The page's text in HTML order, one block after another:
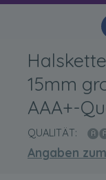
15mm
AAA+-
QUALITÄT:
Angaben